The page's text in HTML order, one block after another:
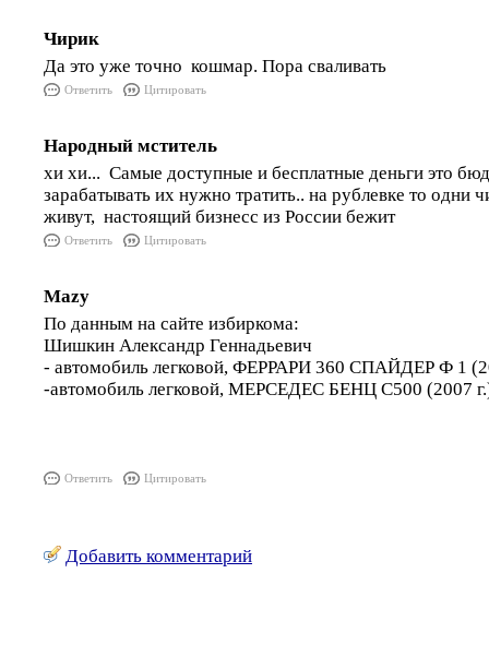
Чирик
Да это уже точно кошмар. Пора сваливать
Ответить Цитировать
Народный мститель
хи хи... Самые доступные и бесплатные деньги это
зарабатывать их нужно тратить.. на рублевке то одни
живут, настоящий бизнесс из России бежит
Ответить Цитировать
Mazy
По данным на сайте избиркома:
Шишкин Александр Геннадьевич
- автомобиль легковой, ФЕРРАРИ 360 СПАЙДЕР Ф 1
-автомобиль легковой, МЕРСЕДЕС БЕНЦ С500 (2007
Ответить Цитировать
Добавить комментарий